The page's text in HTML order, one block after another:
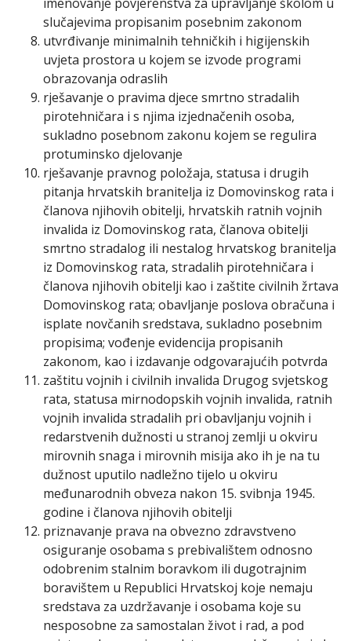
slučajevima propisanim posebnim zakonom
utvrđivanje minimalnih tehničkih i higijenskih
uvjeta prostora u kojem se izvode programi
obrazovanja odraslih
rješavanje o pravima djece smrtno stradalih
pirotehničara i s njima izjednačenih osoba,
sukladno posebnom zakonu kojem se regulira
protuminsko djelovanje
rješavanje pravnog položaja, statusa i drugih
pitanja hrvatskih branitelja iz Domovinskog rata i
članova njihovih obitelji, hrvatskih ratnih vojnih
invalida iz Domovinskog rata, članova obitelji
smrtno stradalog ili nestalog hrvatskog branitelja
iz Domovinskog rata, stradalih pirotehničara i
članova njihovih obitelji kao i zaštite civilnih žrtava
Domovinskog rata; obavljanje poslova obračuna i
isplate novčanih sredstava, sukladno posebnim
propisima; vođenje evidencija propisanih
zakonom, kao i izdavanje odgovarajućih potvrda
zaštitu vojnih i civilnih invalida Drugog svjetskog
rata, statusa mirnodopskih vojnih invalida, ratnih
vojnih invalida stradalih pri obavljanju vojnih i
redarstvenih dužnosti u stranoj zemlji u okviru
mirovnih snaga i mirovnih misija ako ih je na tu
dužnost uputilo nadležno tijelo u okviru
međunarodnih obveza nakon 15. svibnja 1945.
godine i članova njihovih obitelji
priznavanje prava na obvezno zdravstveno
osiguranje osobama s prebivalištem odnosno
odobrenim stalnim boravkom ili dugotrajnim
boravištem u Republici Hrvatskoj koje nemaju
sredstava za uzdržavanje i osobama koje su
nesposobne za samostalan život i rad, a pod